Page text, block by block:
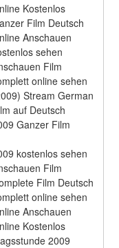
Kostenlos
Film Deutsch
Anschauen
sehen
Film
online sehen
Stream German
auf Deutsch
Ganzer Film
kostenlos sehen
Film
Film Deutsch
online sehen
Anschauen
Kostenlos
2009